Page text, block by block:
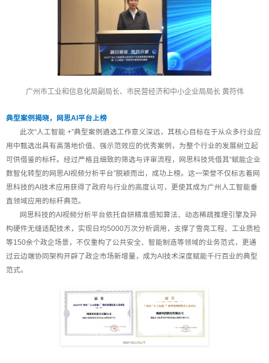
广州市工业和信息化局副局长、市民营经济和中小企业局局长 黄符伟
典型案例揭晓，网思AI平台上榜
此次“人工智能 +”典型案例遴选工作意义深远，其核心目标在于从众多行业应
用中甄选出具有高落地价值、强示范效应的优秀案例，为整个行业的发展树立起
可供借鉴的标杆。经过严格且细致的筛选与评审流程，网思科技凭借其“赋能企业
数智化转型的网思AI视频分析平台”脱颖而出，成功上榜。这一荣誉不仅标志着网
思科技的AI技术应用获得了政府与行业的高度认可，更使其成为广州人工智能垂
直领域应用的标杆典范。
网思科技的AI视频分析平台依托自研精准感知算法、动态稀疏推理引擎及异
构硬件无缝适配技术，实现日均5000万次分析调用，支撑了雪亮工程、工业质检
等150余个政企场景，不仅重构了公共安全、智能制造等领域的业务范式，更通
过云边端协同架构开辟了政企市场新增量，成为AI技术深度赋能千行百业的典型
范式。